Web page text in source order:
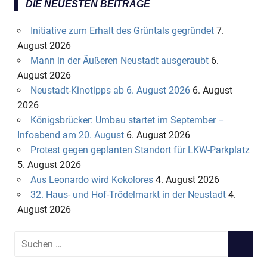
DIE NEUESTEN BEITRÄGE
Initiative zum Erhalt des Grüntals gegründet 7.
August 2026
Mann in der Äußeren Neustadt ausgeraubt 6.
August 2026
Neustadt-Kinotipps ab 6. August 2026 6. August
2026
Königsbrücker: Umbau startet im September –
Infoabend am 20. August 6. August 2026
Protest gegen geplanten Standort für LKW-Parkplatz
5. August 2026
Aus Leonardo wird Kokolores 4. August 2026
32. Haus- und Hof-Trödelmarkt in der Neustadt 4.
August 2026